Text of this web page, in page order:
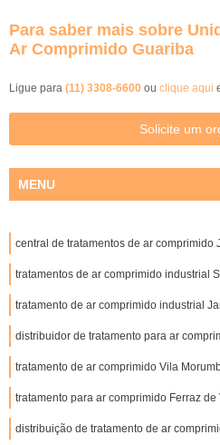
Para saber mais sobre
Ar Comprimido Guariba
Ligue para (11) 3308-6600 ou clique aqui
Solicite um
MENU
central de tratamentos de ar comprimido
tratamentos de ar comprimido industrial
tratamento de ar comprimido industrial
distribuidor de tratamento para ar
tratamento de ar comprimido Vila
tratamento para ar comprimido Ferraz de
distribuição de tratamento de ar